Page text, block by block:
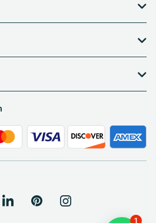
LinkedInPinterestInstagram
1